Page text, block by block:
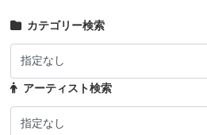
カテゴリー検索
アーティスト検索